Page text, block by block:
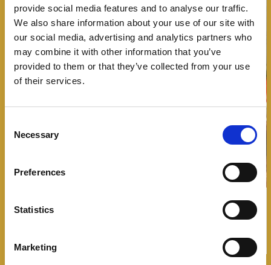
provide social media features and to analyse our traffic.
We also share information about your use of our site with
our social media, advertising and analytics partners who
may combine it with other information that you’ve
provided to them or that they’ve collected from your use
of their services.
Selection
Necessary
Preferences
Statistics
Marketing
Bit Bacon – Panino con bacon, burger,
maionese e pomodorini